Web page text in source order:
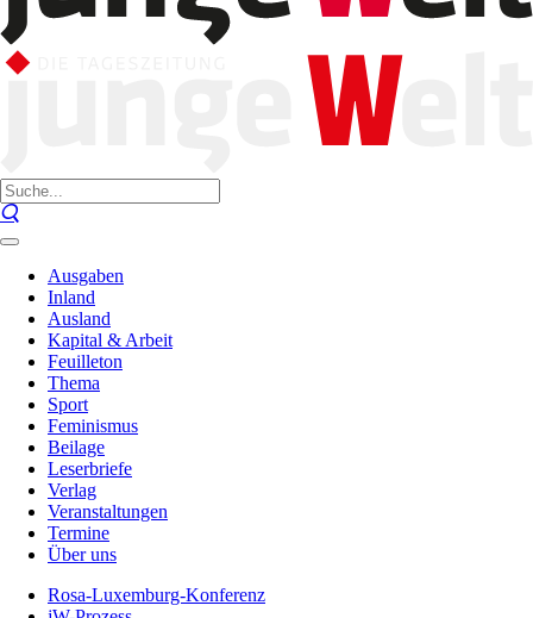
Ausgaben
Inland
Ausland
Kapital & Arbeit
Feuilleton
Thema
Sport
Feminismus
Beilage
Leserbriefe
Verlag
Veranstaltungen
Termine
Über uns
Rosa-Luxemburg-Konferenz